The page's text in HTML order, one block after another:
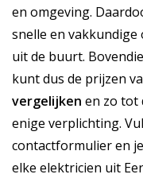
en omgeving.
snelle en
uit de buurt.
kunt dus de prijzen
vergelijken en zo tot
enige verplichting.
contactformulier en
elke elektricien uit